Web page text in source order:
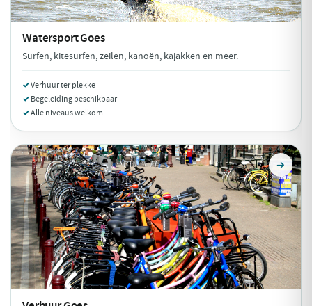
WatersportGoes
Surfen, kitesurfen, zeilen, kanoën, kajakken en meer.
Verhuur ter plekke
Begeleiding beschikbaar
Alle niveaus welkom